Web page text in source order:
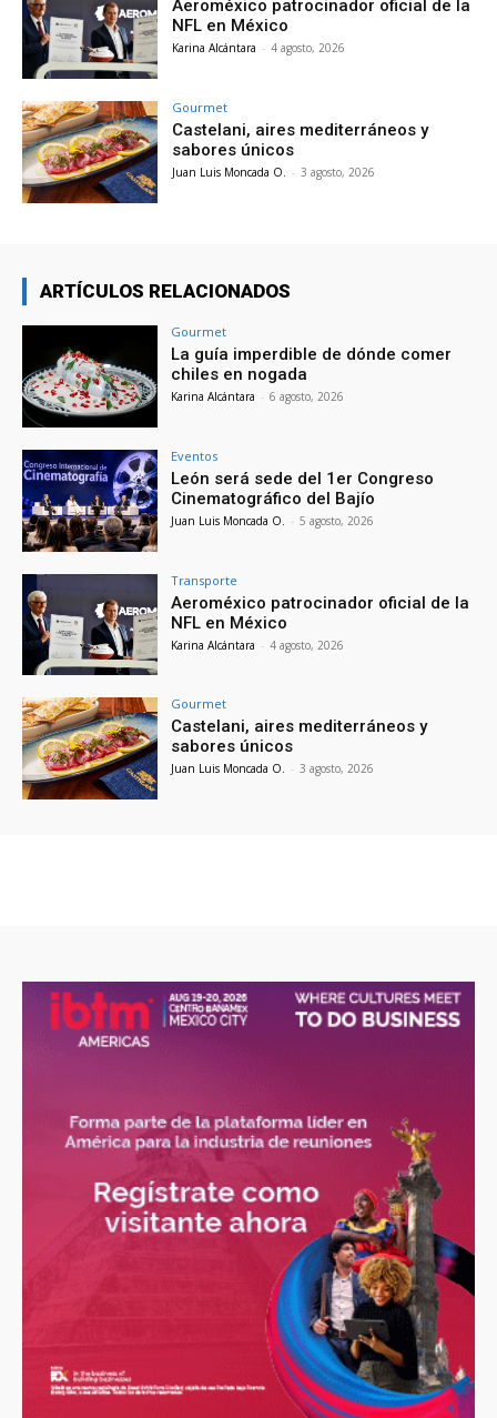
Aeroméxico patrocinador oficial de la
NFL en México
Karina Alcántara - 4 agosto, 2026
Gourmet
Castelani, aires mediterráneos y
sabores únicos
Juan Luis Moncada O. - 3 agosto, 2026
ARTÍCULOS RELACIONADOS
Gourmet
La guía imperdible de dónde comer
chiles en nogada
Karina Alcántara - 6 agosto, 2026
Eventos
León será sede del 1er Congreso
Cinematográfico del Bajío
Juan Luis Moncada O. - 5 agosto, 2026
Transporte
Aeroméxico patrocinador oficial de la
NFL en México
Karina Alcántara - 4 agosto, 2026
Gourmet
Castelani, aires mediterráneos y
sabores únicos
Juan Luis Moncada O. - 3 agosto, 2026